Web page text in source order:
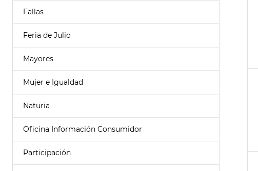
Fallas
Feria de Julio
Mayores
Mujer e Igualdad
Naturia
Oficina Información Consumidor
Participación